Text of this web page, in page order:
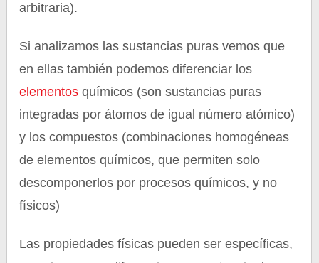
arbitraria).
Si analizamos las sustancias puras vemos que
en ellas también podemos diferenciar los
elementos químicos (son sustancias puras
integradas por átomos de igual número atómico)
y los compuestos (combinaciones homogéneas
de elementos químicos, que permiten solo
descomponerlos por procesos químicos, y no
físicos)
Las propiedades físicas pueden ser específicas,